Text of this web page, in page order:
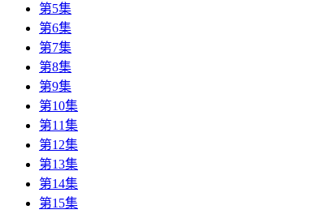
第5集
第6集
第7集
第8集
第9集
第10集
第11集
第12集
第13集
第14集
第15集